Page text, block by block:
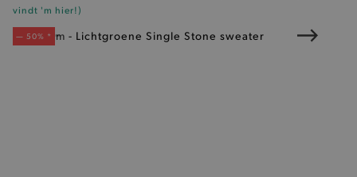
vindt 'm hier!)
— 50% *